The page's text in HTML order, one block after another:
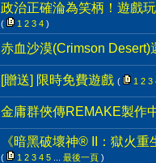
政治正確淪為笑柄！遊戲
( 1 2 3 4 )
赤血沙漠(Crimson Desert)
[贈送] 限時免費遊戲 ( 1 2 3
金庸群俠傳REMAKE製作
《暗黑破壞神® II：獄火
( 1 2 3 4 5 最後一頁 )